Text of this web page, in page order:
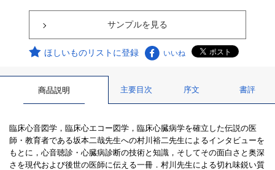
サンプルを見る
ほしいものリストに登録 いいね
商品説明 主要目次 序文 書評
臨床心音図学，臨床心エコー図学，臨床心臓病学を確立した伝説の医
師・教育者である坂本二哉先生への村川裕二先生によるインタビューを
もとに，心音聴診・心臓病診断の技術と知識，そしてその面白さと奥深
さを現代および後世の医師に伝える一冊．村川先生による切れ味鋭い質